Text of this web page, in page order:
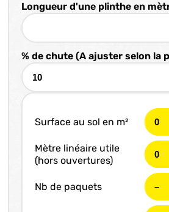
Longueur d'une plinthe en
% de chute (A ajuster selon la
Surface au sol en m²
Mètre linéaire utile
(hors ouvertures)
Nb de paquets